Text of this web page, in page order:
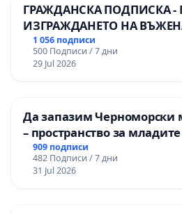
ГРАЖДАНСКА ПОДПИСКА -
ИЗГРАЖДАНЕТО НА
НА ТЕРИТОРИЯТА НА
ЗАБЕЛЕЖИТЕЛНОСТ „ХЪЛМ
ОСВОБОДИТЕЛИТЕ“
1 056 подписи
500 Подписи / 7 дни
29 Jul 2026
Да запазим Черноморски
– пространство за
909 подписи
482 Подписи / 7 дни
31 Jul 2026